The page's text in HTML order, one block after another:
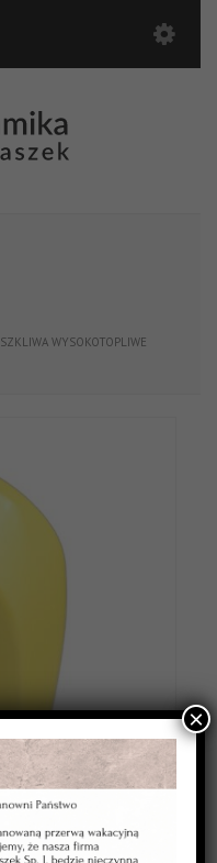
SZKLIWA WYSOKOTOPLIWE
×